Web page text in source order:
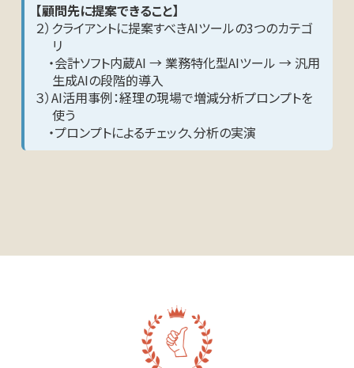
【顧問先に提案できること】
２）クライアントに提案すべきAIツールの3つのカテゴ
リ
・会計ソフト内蔵AI → 業務特化型AIツール → 汎用
生成AIの段階的導入
３）AI活用事例：経理の現場で増減分析プロンプトを
使う
・プロンプトによるチェック、分析の実演